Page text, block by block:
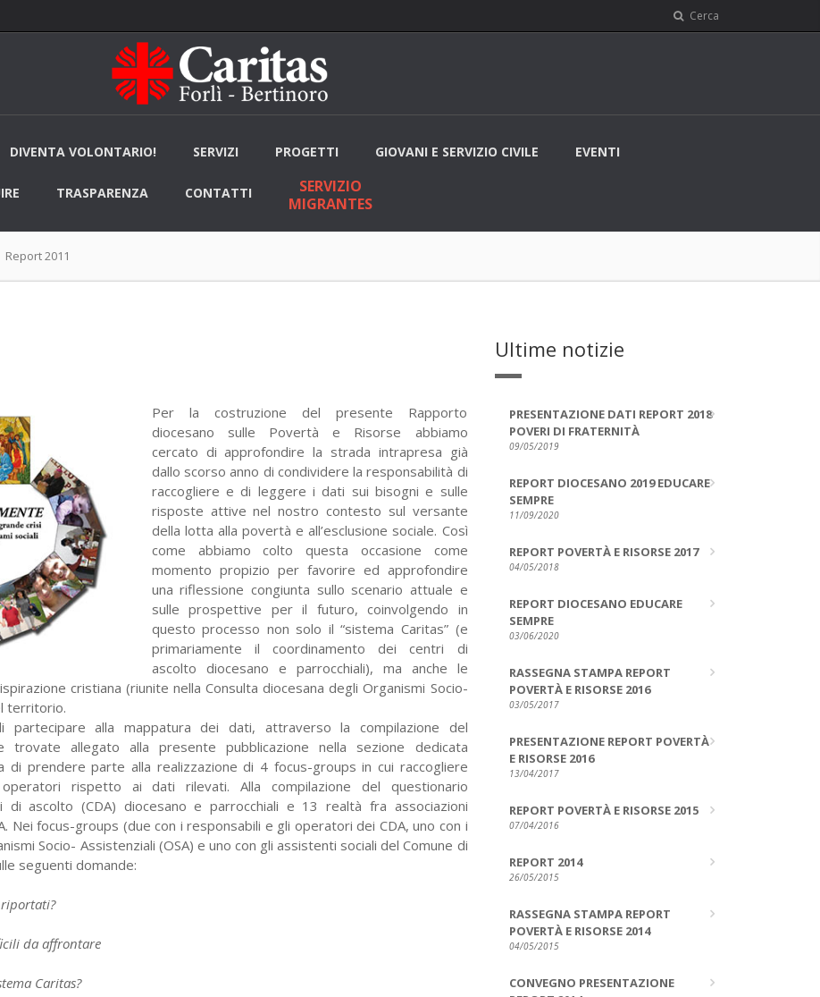
Cerca
DIVENTA VOLONTARIO! SERVIZI PROGETTI GIOVANI E SERVIZIO CIVILE EVENTI
TRASPARENZA CONTATTI
SERVIZIO
MIGRANTES
Report 2011
Per la costruzione del presente Rapporto
diocesano sulle Povertà e Risorse abbiamo
cercato diapprofondire la strada intrapresa già
dallo scorsoanno di condividere la responsabilità di
raccoglieree di leggere i dati sui bisogni e sulle
risposte attive nel nostro contesto sul versante
della lotta alla povertà e all’esclusione sociale. Così
come abbiamocolto questa occasione come
momento propizio per favorire ed approfondire
una riflessione congiunta sullo scenario attuale e
sulle prospettive per il futuro, coinvolgendo in
questo processo non solo il “sistema Caritas” (e
primariamente il coordinamento dei centri di
ascolto diocesano e parrocchiali), ma anche le
cristiana (riunite nella Consultadiocesana degli Organismi Socio-
territorio.
partecipare alla mappaturadei dati, attraverso la compilazione del
trovate allegato allapresente pubblicazione nella sezione dedicata
di prendere parte alla realizzazione di 4 focus-groups in cui raccogliere
operatori rispetto ai datirilevati. Alla compilazione del questionario
ascolto (CDA) diocesanoe parrocchiali e 13 realtà fra associazioni
Nei focus-groups (due con i responsabili e gli operatori dei CDA, uno con i
Socio- Assistenziali (OSA) e uno con gli assistenti socialidel Comune di
seguenti domande:
da affrontare
Caritas?
Ultime notizie
PRESENTAZIONE DATI REPORT 2018
POVERI DI FRATERNITÀ
09/05/2019
REPORT DIOCESANO 2019 EDUCARE
SEMPRE
11/09/2020
REPORT POVERTÀ E RISORSE 2017
04/05/2018
REPORT DIOCESANO EDUCARE
SEMPRE
03/06/2020
RASSEGNA STAMPA REPORT
POVERTÀ E RISORSE 2016
03/05/2017
PRESENTAZIONE REPORT POVERTÀ
E RISORSE 2016
13/04/2017
REPORT POVERTÀ E RISORSE 2015
07/04/2016
REPORT 2014
26/05/2015
RASSEGNA STAMPA REPORT
POVERTÀ E RISORSE 2014
04/05/2015
CONVEGNO PRESENTAZIONE